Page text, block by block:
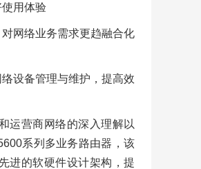
用体验
网络业务需求更趋融合化
设备管理与维护，提高效
运营商网络的深入理解以
系列多业务路由器，该
进的软硬件设计架构，提